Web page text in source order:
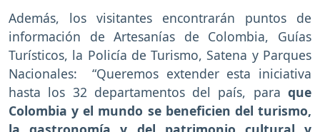
Además, los visitantes encontrarán puntos de
información de Artesanías de Colombia, Guías
Turísticos, la Policía de Turismo, Satena y Parques
Nacionales: “Queremos extender esta iniciativa
hasta los 32 departamentos del país, para que
Colombia y el mundo se beneficien del turismo,